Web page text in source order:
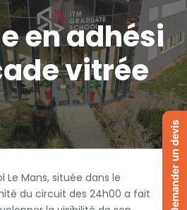
en adhési
vitrée
Le Mans, située dans le
du circuit des 24h00 a fait
Demander un devis